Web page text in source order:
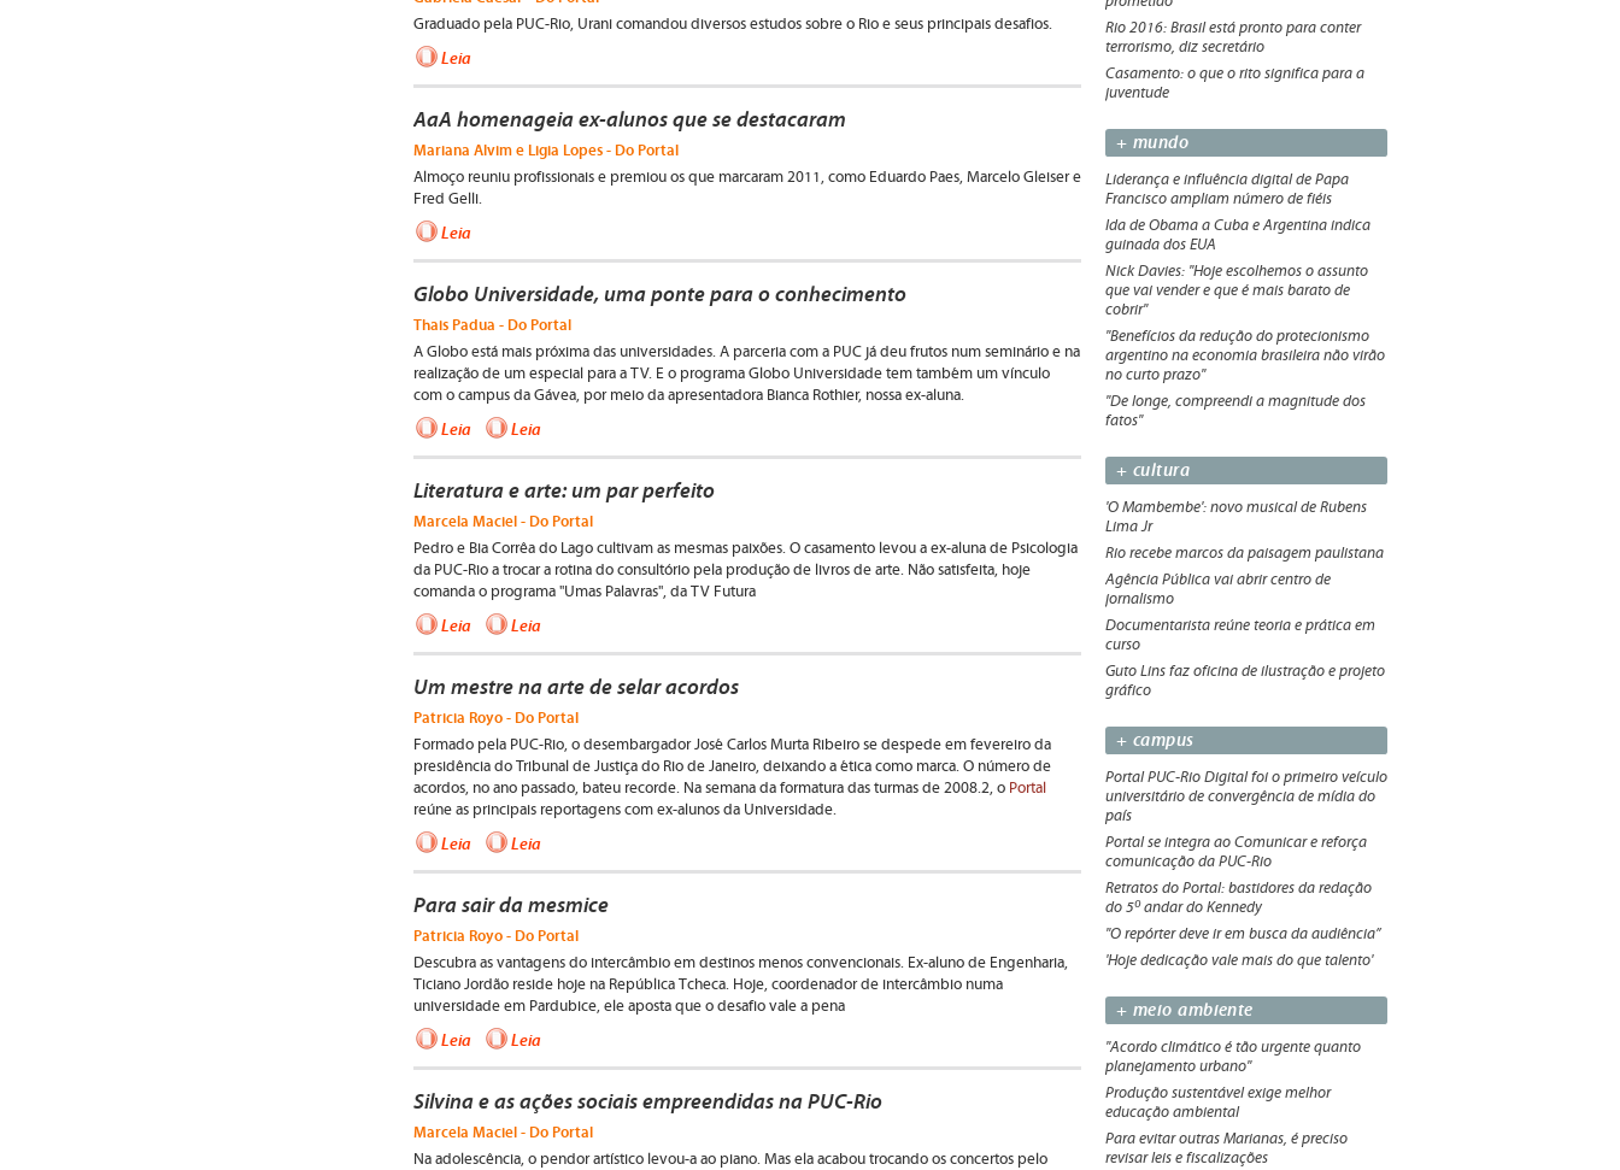
Graduado pela PUC-Rio, Urani comandou diversos estudos sobre o Rio e seus principais desafios.
Leia
AaA homenageia ex-alunos que se destacaram
Mariana Alvim e Ligia Lopes - Do Portal
Almoço reuniu profissionais e premiou os que marcaram 2011, como Eduardo Paes, Marcelo Gleiser e
Fred Gelli.
Leia
Globo Universidade, uma ponte para o conhecimento
Thais Padua - Do Portal
A Globo está mais próxima das universidades. A parceria com a PUC já deu frutos num seminário e na
realização de um especial para a TV. E o programa Globo Universidade tem também um vínculo
com o campus da Gávea, por meio da apresentadora Bianca Rothier, nossa ex-aluna.
Leia Leia
Literatura e arte: um par perfeito
Marcela Maciel - Do Portal
Pedro e Bia Corrêa do Lago cultivam as mesmas paixões. O casamento levou a ex-aluna de Psicologia
da PUC-Rio a trocar a rotina do consultório pela produção de livros de arte. Não satisfeita, hoje
comanda o programa "Umas Palavras", da TV Futura
Leia Leia
Um mestre na arte de selar acordos
Patricia Royo - Do Portal
Formado pela PUC-Rio, o desembargador José Carlos Murta Ribeiro se despede em fevereiro da
presidência do Tribunal de Justiça do Rio de Janeiro, deixando a ética como marca. O número de
acordos, no ano passado, bateu recorde. Na semana da formatura das turmas de 2008.2, o Portal
reúne as principais reportagens com ex-alunos da Universidade.
Leia Leia
Para sair da mesmice
Patricia Royo - Do Portal
Descubra as vantagens do intercâmbio em destinos menos convencionais. Ex-aluno de Engenharia,
Ticiano Jordão reside hoje na República Tcheca. Hoje, coordenador de intercâmbio numa
universidade em Pardubice, ele aposta que o desafio vale a pena
Leia Leia
Silvina e as ações sociais empreendidas na PUC-Rio
Marcela Maciel - Do Portal
Na adolescência, o pendor artístico levou-a ao piano. Mas ela acabou trocando os concertos pelo
Rio 2016: Brasil está pronto para conter
terrorismo, diz secretário
Casamento: o que o rito significa para a
juventude
+ mundo
Liderança e influência digital de Papa
Francisco ampliam número de fiéis
Ida de Obama a Cuba e Argentina indica
guinada dos EUA
Nick Davies: "Hoje escolhemos o assunto
que vai vender e que é mais barato de
cobrir"
"Benefícios da redução do protecionismo
argentino na economia brasileira não virão
no curto prazo"
"De longe, compreendi a magnitude dos
fatos"
+ cultura
'O Mambembe': novo musical de Rubens
Lima Jr
Rio recebe marcos da paisagem paulistana
Agência Pública vai abrir centro de
jornalismo
Documentarista reúne teoria e prática em
curso
Guto Lins faz oficina de ilustração e projeto
gráfico
+ campus
Portal PUC-Rio Digital foi o primeiro veículo
universitário de convergência de mídia do
país
Portal se integra ao Comunicar e reforça
comunicação da PUC-Rio
Retratos do Portal: bastidores da redação
do 5º andar do Kennedy
"O repórter deve ir em busca da audiência”
'Hoje dedicação vale mais do que talento'
+ meio ambiente
"Acordo climático é tão urgente quanto
planejamento urbano"
Produção sustentável exige melhor
educação ambiental
Para evitar outras Marianas, é preciso
revisar leis e fiscalizações